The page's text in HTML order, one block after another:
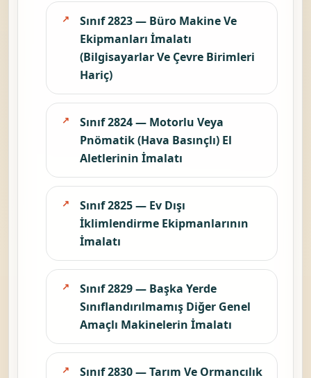
Sınıf 2823 — Büro Makine Ve
Ekipmanları İmalatı
(Bilgisayarlar Ve Çevre Birimleri
Hariç)
Sınıf 2824 — Motorlu Veya
Pnömatik (Hava Basınçlı) El
Aletlerinin İmalatı
Sınıf 2825 — Ev Dışı
İklimlendirme Ekipmanlarının
İmalatı
Sınıf 2829 — Başka Yerde
Sınıflandırılmamış Diğer Genel
Amaçlı Makinelerin İmalatı
Sınıf 2830 — Tarım Ve Ormancılık